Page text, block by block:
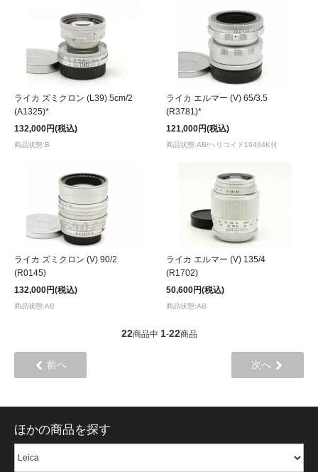
ライカ ズミクロン (L39) 5cm/2
(A1325)*
132,000円(税込)
商品状態:B
ライカ エルマー (V) 65/3.5
(R3781)*
121,000円(税込)
商品状態:AB/ヘリコイド16464K付
ライカ ズミクロン (V) 90/2
(R0145)
132,000円(税込)
商品状態:AB
ライカ エルマー (V) 135/4
(R1702)
50,600円(税込)
商品状態:AB
22商品中 1-22商品
前へ 次へ
ほかの商品を探す